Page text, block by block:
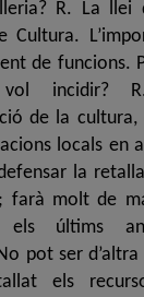
R. La llei
Cultura.
de funcions.
incidir?
de la
locals en
la
farà molt de
els últims
pot ser
els